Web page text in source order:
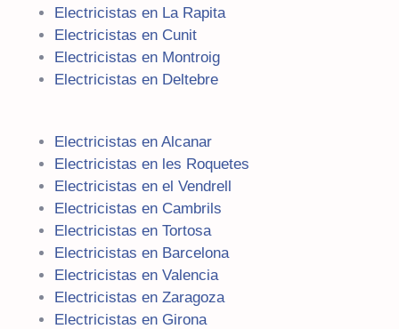
Electricistas en La Rapita
Electricistas en Cunit
Electricistas en Montroig
Electricistas en Deltebre
Electricistas en Alcanar
Electricistas en les Roquetes
Electricistas en el Vendrell
Electricistas en Cambrils
Electricistas en Tortosa
Electricistas en Barcelona
Electricistas en Valencia
Electricistas en Zaragoza
Electricistas en Girona